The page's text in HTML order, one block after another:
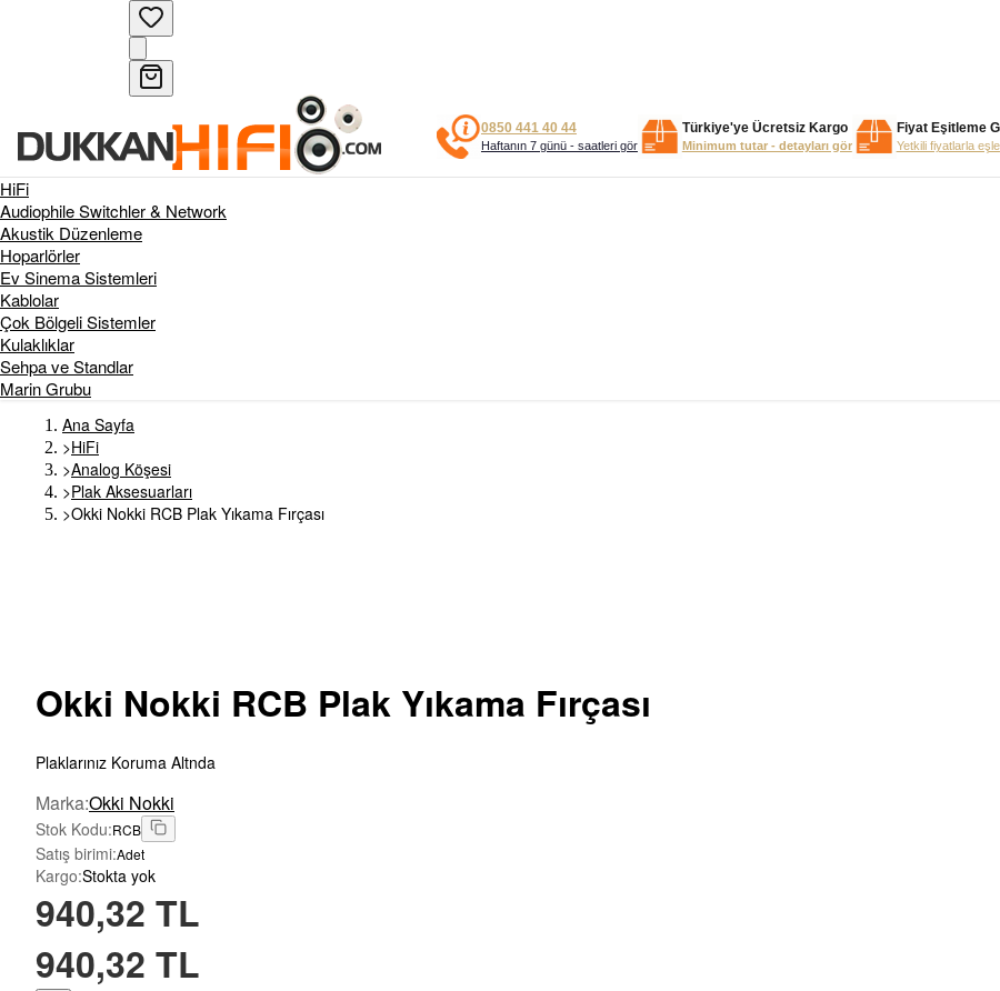
0850 441 40 44
Haftanın 7 günü - saatleri gör
Türkiye'ye Ücretsiz Kargo
Minimum tutar - detayları gör
Fiyat Eşitleme
Yetkili fiyatlarla
HiFi
Audiophile Switchler & Network
Akustik Düzenleme
Hoparlörler
Ev Sinema Sistemleri
Kablolar
Çok Bölgeli Sistemler
Kulaklıklar
Sehpa ve Standlar
Marin Grubu
Ana Sayfa
>HiFi
>Analog Köşesi
>Plak Aksesuarları
>Okki Nokki RCB Plak Yıkama Fırçası
Okki Nokki RCB Plak Yıkama Fırçası
Plaklarınız Koruma Altnda
Marka:Okki Nokki
Stok Kodu:RCB
Satış birimi:Adet
Kargo:Stokta yok
940,32 TL
940,32 TL